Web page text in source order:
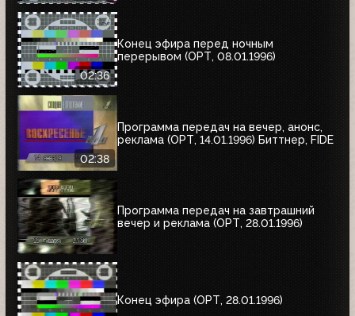
02:36
Конец эфира перед ночным
перерывом (ОРТ, 08.01.1996)
02:38
Программа передач на вечер, анонс,
реклама (ОРТ, 14.01.1996) Биттнер, FIDE
Программа передач на завтрашний
вечер и реклама (ОРТ, 28.01.1996)
Конец эфира (ОРТ, 28.01.1996)